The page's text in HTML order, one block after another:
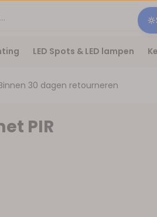
LED Spots & LED lampen
30 dagen retourneren
PIR